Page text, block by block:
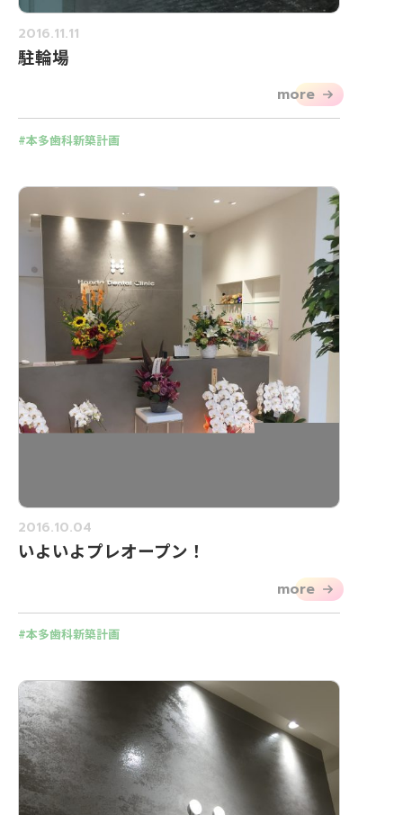
2016.11.11
駐輪場
more
本多歯科新築計画
2016.10.04
いよいよプレオープン！
more
本多歯科新築計画